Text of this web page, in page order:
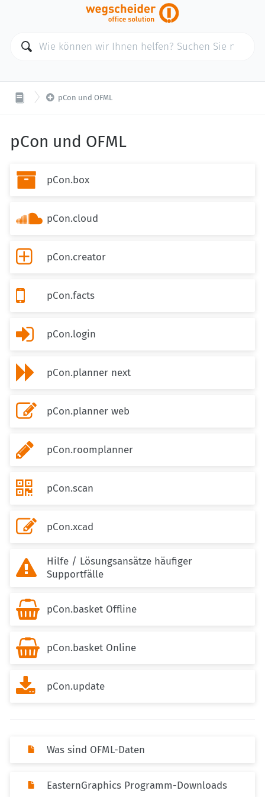
 pCon und OFML
pCon und OFML
 pCon.box
 pCon.cloud
 pCon.creator
 pCon.facts
 pCon.login
 pCon.planner next
 pCon.planner web
 pCon.roomplanner
 pCon.scan
 pCon.xcad

Hilfe / Lösungsansätze häufiger
Supportfälle
 pCon.basket Offline
 pCon.basket Online
 pCon.update
Was sind OFML-Daten
EasternGraphics Programm-Downloads